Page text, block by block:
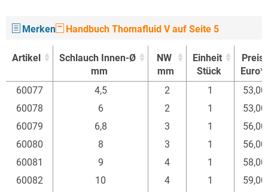
Merken Handbuch Thomafluid V auf Seite 5
Artikel
Schlauch Innen-Ø
mm
NW
mm
Einheit
Stück
Preis
Euro*
Artikel
Schlauch Innen-Ø
NW
Einheit
Preis
60077 4,5 2 1
53,00
60078
6 2 1
53,00
60079
6,8 3 1
56,00
60080
8 3 1
56,00
60081
9 4 1
58,00
60082
10 4 1
59,00